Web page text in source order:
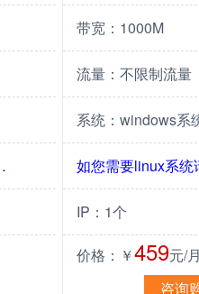
带宽：1000M
流量：不限制流量
系统：windows系
如您需要linux系
IP：1个
价格：￥459元/
咨询